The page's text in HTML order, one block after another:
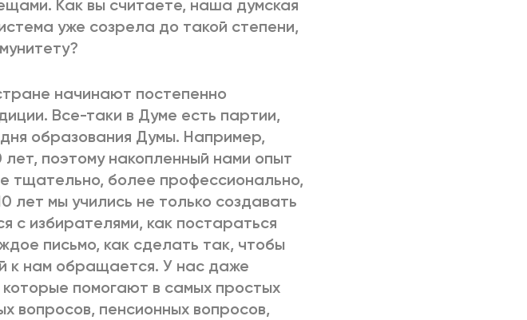
Как вы считаете, наша думская
уже созрела до такой степени,
начинают постепенно
Все-таки в Думе есть партии,
образования Думы. Например,
поэтому накопленный нами опыт
тщательно, более профессионально,
лет мы учились не только создавать
с избирателями, как постараться
письмо, как сделать так, чтобы
к нам обращается. У нас даже
помогают в самых простых
вопросов, пенсионных вопросов,